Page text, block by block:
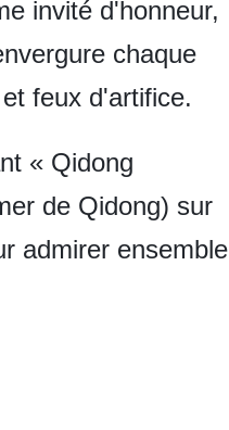
invité d'honneur,
chaque
feux d'artifice.
« Qidong
de Qidong) sur
admirer ensemble